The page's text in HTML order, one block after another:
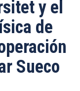
y el
de
Sueco